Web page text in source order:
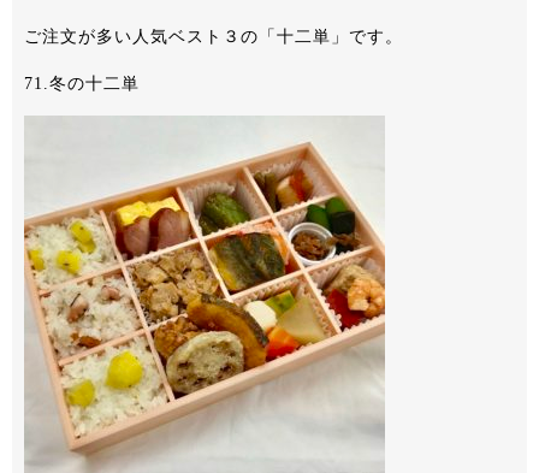
ご注文が多い人気ベスト３の「十二単」です。
71.冬の十二単